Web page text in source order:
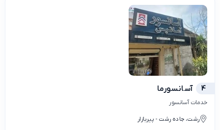
4 آسانسورما
خدمات آسانسور
رشت، جاده رشت - پیربازار